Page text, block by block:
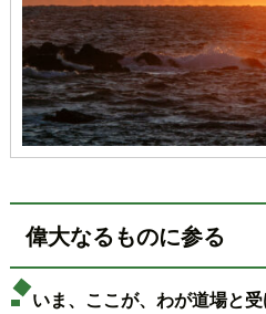
偉大なるものに参る
いま、ここが、わが道場と